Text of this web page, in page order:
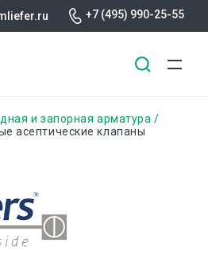
+7 (495) 990-25-55
и запорная арматура
асептические клапаны